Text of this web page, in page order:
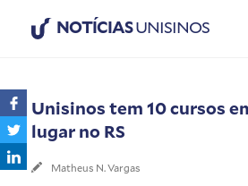
NOTÍCIASUNISINOS
Unisinos tem 10 cursos
lugar no RS
Matheus N. Vargas